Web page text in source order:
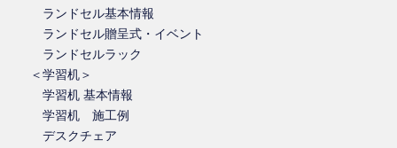
ランドセル基本情報
ランドセル贈呈式・イベント
ランドセルラック
＜学習机＞
学習机 基本情報
学習机 施工例
デスクチェア